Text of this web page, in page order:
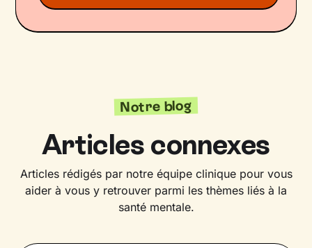
Notre blog
Articles connexes
Articles rédigés par notre équipe clinique pour vous
aider à vous y retrouver parmi les thèmes liés à la
santé mentale.